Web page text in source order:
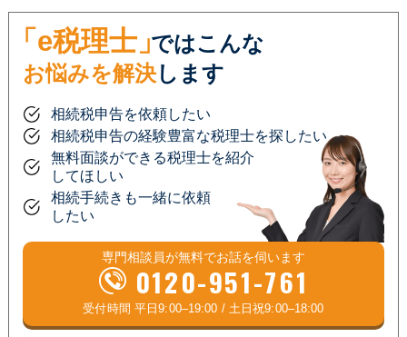
「e税理士」ではこんな
お悩みを解決します
相続税申告を依頼したい
相続税申告の経験豊富な税理士を探したい
無料面談ができる税理士を紹介
してほしい
相続手続きも一緒に依頼
したい
専門相談員が無料でお話を伺います
0120-951-761